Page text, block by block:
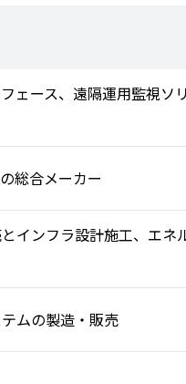
ェース、遠隔運用監視ソ
総合メーカー
インフラ設計施工、エネ
ムの製造・販売